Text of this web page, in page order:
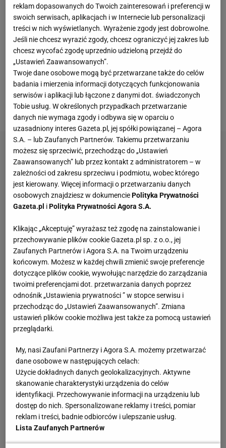
Lewandowski rozpoczął ten mecz w wyjściowym
składzie, natomiast musiał zejść w 77. minucie z
powodu urazu. Wtedy jego miejsce zajął Gavi.
Zatem Lewandowski musi jeszcze poczekać na
swojego setnego gola w barwach Barcelony. - Robert
jutro przejdzie rezonans magnetyczny. Poczekamy
nawyniki i dopiero wtedy będziemy wiedzieli więcej
o jego kontuzji - mówił Hansi Flick po meczu z Celtą.
reklam dopasowanych do Twoich zainteresowań i preferencji w
swoich serwisach, aplikacjach i w Internecie lub personalizacji
treści w nich wyświetlanych. Wyrażenie zgody jest dobrowolne.
Jeśli nie chcesz wyrazić zgody, chcesz ograniczyć jej zakres lub
chcesz wycofać zgodę uprzednio udzieloną przejdź do
„Ustawień Zaawansowanych”.
Twoje dane osobowe mogą być przetwarzane także do celów
badania i mierzenia informacji dotyczących funkcjonowania
serwisów i aplikacji lub łączone z danymi dot. świadczonych
Tobie usług. W określonych przypadkach przetwarzanie
danych nie wymaga zgody i odbywa się w oparciu o
uzasadniony interes Gazeta.pl, jej spółki powiązanej – Agora
S.A. – lub Zaufanych Partnerów. Takiemu przetwarzaniu
możesz się sprzeciwić, przechodząc do „Ustawień
Zaawansowanych” lub przez kontakt z administratorem – w
zależności od zakresu sprzeciwu i podmiotu, wobec którego
jest kierowany. Więcej informacji o przetwarzaniu danych
osobowych znajdziesz w dokumenciePolityka Prywatności
Gazeta.pl iPolityka Prywatności Agora S.A.
Klikając „Akceptuję” wyrażasz też zgodę na zainstalowanie i
przechowywanie plików cookie Gazeta.pl sp. z o.o., jej
Zaufanych Partnerów i Agora S.A. na Twoim urządzeniu
końcowym. Możesz w każdej chwili zmienić swoje preferencje
dotyczące plików cookie, wywołując narzędzie do zarządzania
twoimi preferencjami dot. przetwarzania danych poprzez
odnośnik „Ustawienia prywatności ” w stopce serwisu i
przechodząc do „Ustawień Zaawansowanych”. Zmiana
ustawień plików cookie możliwa jest także za pomocą ustawień
przeglądarki.
My, nasi Zaufani Partnerzy i Agora S.A. możemy przetwarzać
dane osobowe w następujących celach:
Użycie dokładnych danych geolokalizacyjnych. Aktywne
skanowanie charakterystyki urządzenia do celów
identyfikacji. Przechowywanie informacji na urządzeniu lub
dostęp do nich. Spersonalizowane reklamy i treści, pomiar
reklam i treści, badnie odbiorców i ulepszanie usług.
Lista Zaufanych Partnerów